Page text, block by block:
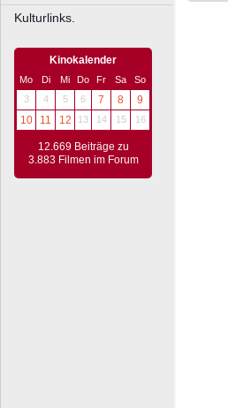
Kulturlinks.
Kinokalender
Mo Di Mi Do Fr Sa
So
3
4 5 6 7 8
9
10
11 12 13 14 15 16
12.669 Beiträge zu
3.883 Filmen im Forum